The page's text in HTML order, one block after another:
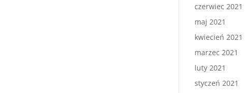
czerwiec 2021
maj 2021
kwiecień 2021
marzec 2021
luty 2021
styczeń 2021